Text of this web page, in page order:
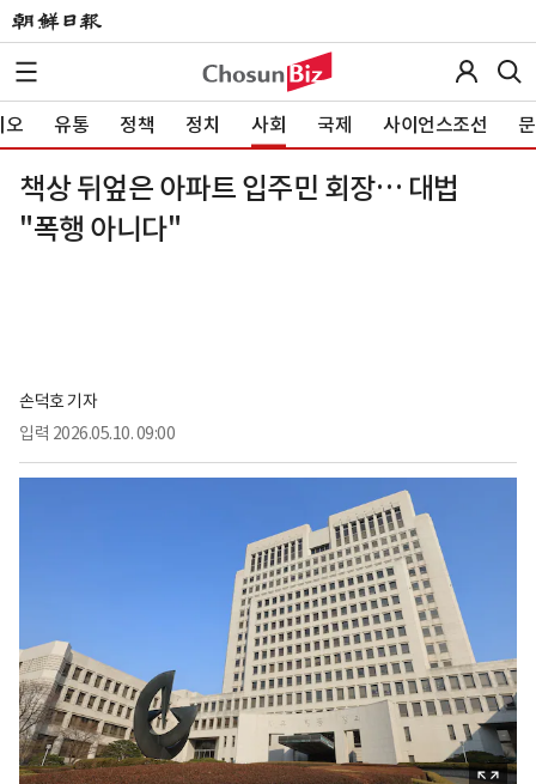
오 유통 정책 정치 사회 국제 사이언스조선
책상 뒤엎은 아파트 입주민 회장… 대법
"폭행 아니다"
손덕호 기자
입력 2026.05.10. 09:00